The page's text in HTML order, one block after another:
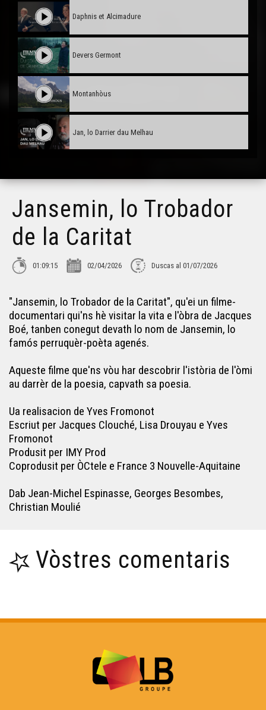
Daphnis et Alcimadure
Devers Germont
Montanhòus
Jan, lo Darrier dau Melhau
Jansemin, lo Trobador
de la Caritat
01:09:15 02/04/2026 Duscas al 01/07/2026
"Jansemin, lo Trobador de la Caritat", qu'ei un filme-
documentari qui'ns hè visitar la vita e l'òbra de Jacques
Boé, tanben conegut devath lo nom de Jansemin, lo
famós perruquèr-poèta agenés.
Aqueste filme que'ns vòu har descobrir l'istòria de l'òmi
au darrèr de la poesia, capvath sa poesia.
Ua realisacion de Yves Fromonot
Escriut per Jacques Clouché, Lisa Drouyau e Yves
Fromonot
Produsit per IMY Prod
Coprodusit per ÒCtele e France 3 Nouvelle-Aquitaine
Dab Jean-Michel Espinasse, Georges Besombes,
Christian Moulié
Vòstres comentaris